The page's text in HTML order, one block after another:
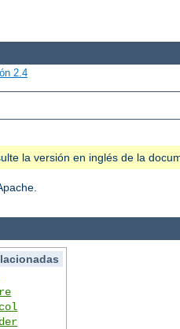
2.4
la versión en inglés de la